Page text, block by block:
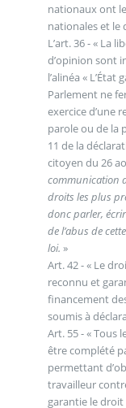
nationaux ont
nationales et le
L’art. 36 - « La
d’opinion sont
l’alinéa «
Parlement ne
exercice d’une
parole ou de la
11 de la
citoyen du 26
communication
droits les plus
donc parler,
de l’abus de
loi. »
Art. 42 - « Le
reconnu et
financement
soumis à
Art. 55 - « Tous
être complété
permettant
travailleur
garantie le